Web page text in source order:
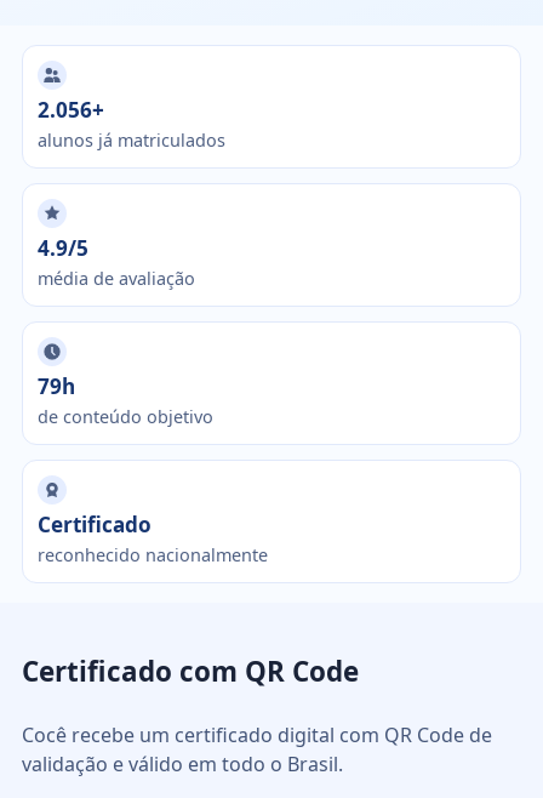
2.056+
alunos já matriculados
4.9/5
média de avaliação
79h
de conteúdo objetivo
Certificado
reconhecido nacionalmente
Certificado com QR Code
Cocê recebe um certificado digital com QR Code de
validação e válido em todo o Brasil.